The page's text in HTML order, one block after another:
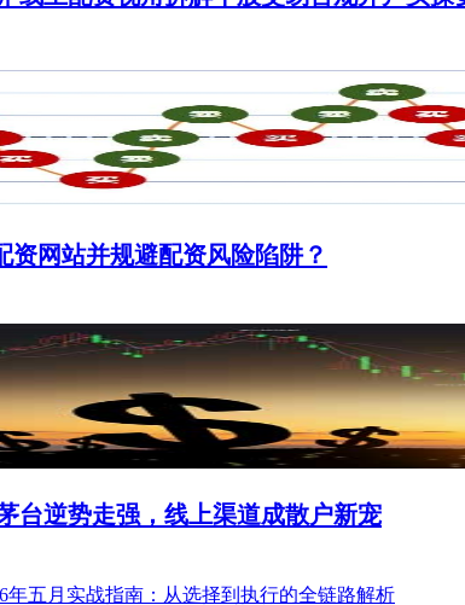
资网站并规避配资风险陷阱？
台逆势走强，线上渠道成散户新宠